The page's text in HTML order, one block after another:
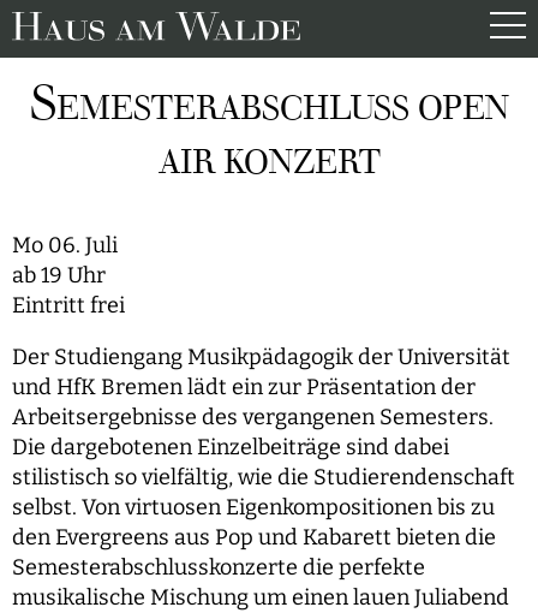
SEMESTERABSCHLUSS OPEN
AIR KONZERT
Mo 06. Juli
ab 19 Uhr
Eintritt frei
Der Studiengang Musikpädagogik der Universität
und HfK Bremen lädt ein zur Präsentation der
Arbeitsergebnisse des vergangenen Semesters.
Die dargebotenen Einzelbeiträge sind dabei
stilistisch so vielfältig, wie die Studierendenschaft
selbst. Von virtuosen Eigenkompositionen bis zu
den Evergreens aus Pop und Kabarett bieten die
Semesterabschlusskonzerte die perfekte
musikalische Mischung um einen lauen Juliabend